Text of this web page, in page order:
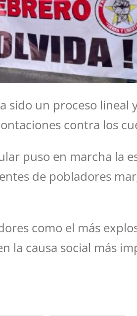
sido un proceso
contra los
puso en marcha la
de pobladores
como el más
la causa social más